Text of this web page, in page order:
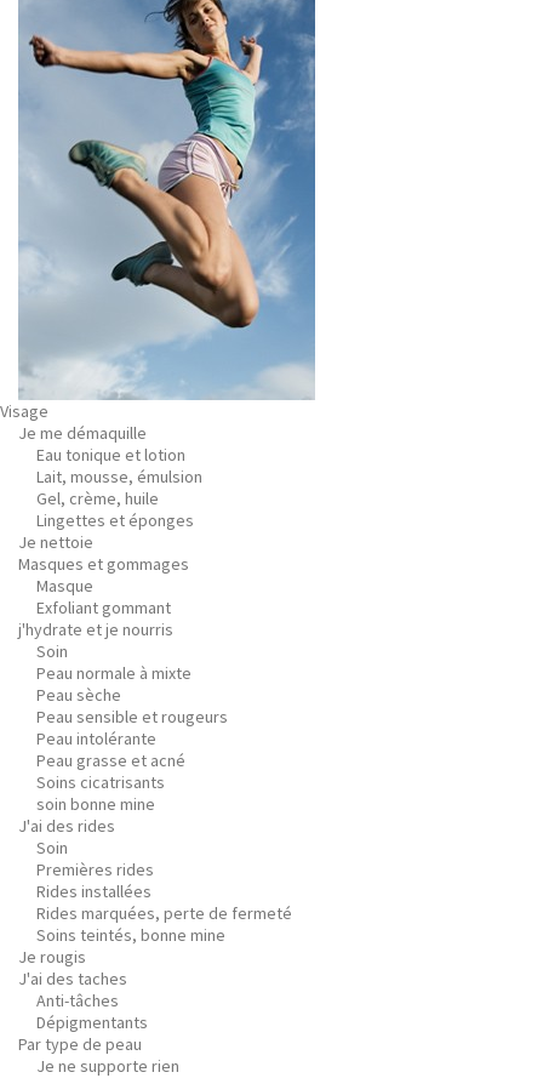
Visage
Je me démaquille
Eau tonique et lotion
Lait, mousse, émulsion
Gel, crème, huile
Lingettes et éponges
Je nettoie
Masques et gommages
Masque
Exfoliant gommant
j'hydrate et je nourris
Soin
Peau normale à mixte
Peau sèche
Peau sensible et rougeurs
Peau intolérante
Peau grasse et acné
Soins cicatrisants
soin bonne mine
J'ai des rides
Soin
Premières rides
Rides installées
Rides marquées, perte de fermeté
Soins teintés, bonne mine
Je rougis
J'ai des taches
Anti-tâches
Dépigmentants
Par type de peau
Je ne supporte rien